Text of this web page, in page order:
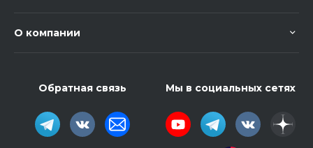
О компании
Обратная связь Мы в социальных сетях